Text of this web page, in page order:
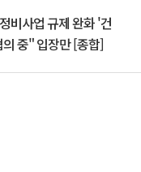
비사업 규제 완화 '건
중" 입장만 [종합]